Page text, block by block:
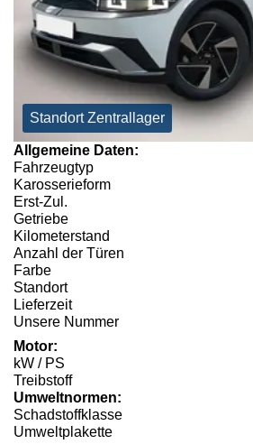
Standort Zentrallager
Allgemeine Daten:
Fahrzeugtyp
Karosserieform
Erst-Zul.
Getriebe
Kilometerstand
Anzahl der Türen
Farbe
Standort
Lieferzeit
Unsere Nummer
Motor:
kW / PS
Treibstoff
Umweltnormen:
Schadstoffklasse
Umweltplakette